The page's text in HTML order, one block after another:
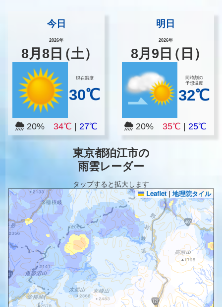
今日
2026年
8月8 日（土）
現在温度
30℃
20% 34℃ 27℃
明日
2026年
8月 9 日（日）
同時刻の
予想温度
32℃
20%35℃ |25℃
東京都狛江市の
雨雲レーダー
タップすると拡大します
Leaflet | 地理院タイル